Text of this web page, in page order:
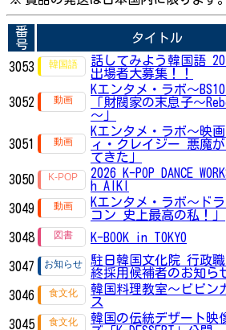
番
号
タイトル
3053
話してみよう韓国語
出場者大募集！！
3052
Kエンタメ・ラボ～
「財閥家の末息子～
～」
3051
Kエンタメ・ラボ～映
ィ・クレイジー 悪魔
てきた」
3050
2026 K-POP DANCE
h AIKI
3049
Kエンタメ・ラボ～ド
コン 史上最高の私！」
3048 K-BOOK in TOKYO
3047
駐日韓国文化院 行政
終採用候補者のお知ら
3046
韓国料理教室～ビビン
ス
3045
韓国の伝統デザート映